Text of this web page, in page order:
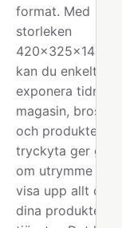
format. Med
storleken
kan du enkelt
exponera
magasin,
och produkter.
tryckyta ger gott
om utrymme att
visa upp allt om
dina produkter